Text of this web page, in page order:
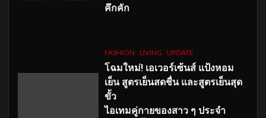
คึกคัก
FASHION LIVING UPDATE
โฉมใหม่! เอเวอร์เซ้นส์ แป้งหอม
เย็น สูตรเย็นสดชื่น และสูตรเย็นสุด
ขั้ว
ไอเทมคู่กายของสาว ๆ ประจำ